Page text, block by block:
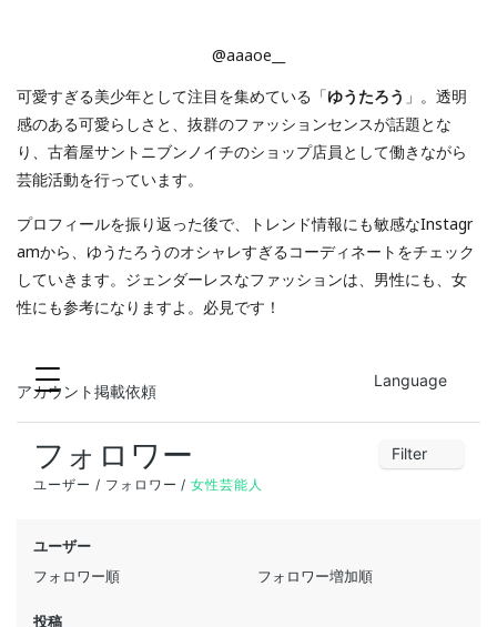
@aaaoe__
可愛すぎる美少年として注目を集めている「ゆうたろう 」。透明
感のある可愛らしさと、抜群のファッションセンスが話題とな
り、古着屋サントニブンノイチのショップ店員として働きながら
芸能活動を行っています。
プロフィールを振り返った後で、トレンド情報にも敏感なInstagr
amから、ゆうたろうのオシャレすぎるコーディネートをチェック
していきます。ジェンダーレスなファッションは、男性にも、女
性にも参考になりますよ。必見です！